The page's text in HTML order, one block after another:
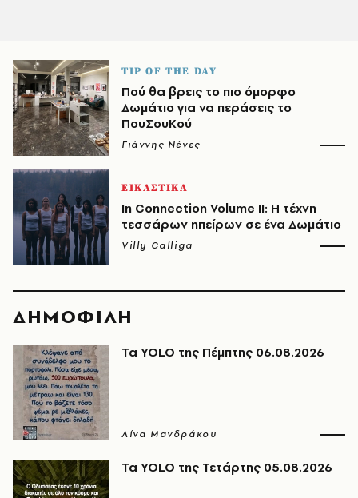
TIP OF THE DAY
Πού θα βρεις το πιο όμορφο
Δωμάτιο για να περάσεις το
ΠουΣουΚού
Γιάννης Νένες
ΕΙΚΑΣΤΙΚΑ
In Connection Volume II: Η τέχνη
τεσσάρων ηπείρων σε ένα Δωμάτιο
Villy Calliga
ΔΗΜΟΦΙΛΗ
Τα YOLO της Πέμπτης 06.08.2026
Λίνα Μανδράκου
Τα YOLO της Τετάρτης 05.08.2026